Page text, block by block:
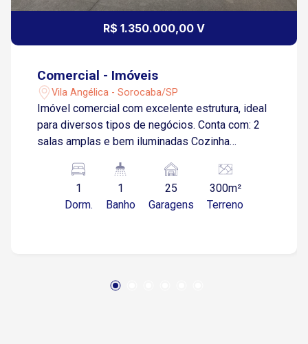
R$ 1.350.000,00 V
Comercial - Imóveis
Vila Angélica - Sorocaba/SP
Imóvel comercial com excelente estrutura, ideal
para diversos tipos de negócios. Conta com: 2
salas amplas e bem iluminadas Cozinha
teto Banheiro com box instalado Quintal
espaçoso, ideal para ampliação ou uso
multifuncional Vaga para diversos carros,
infraestrutura necessária: comércios, serviços e
1
Dorm.
1
Banho
25
Garagens
300m²
Terreno